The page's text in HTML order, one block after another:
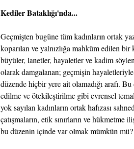
Kediler Bataklığı'nda...
Geçmişten bugüne tüm kadınların ortak
koparılan ve yalnızlığa mahkûm edilen
büyüler, lanetler, hayaletler ve kadim
olarak damgalanan; geçmişin hayaletleriyle
düzende hiçbir yere ait olamadığı arafı.
edilme ve ötekileştirilme gibi evrensel
yok sayılan kadınların ortak hafızası
çatışmaların, etik sınırların ve
bu düzenin içinde var olmak mümkün